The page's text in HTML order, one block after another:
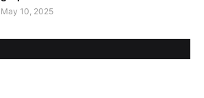
May 10, 2025